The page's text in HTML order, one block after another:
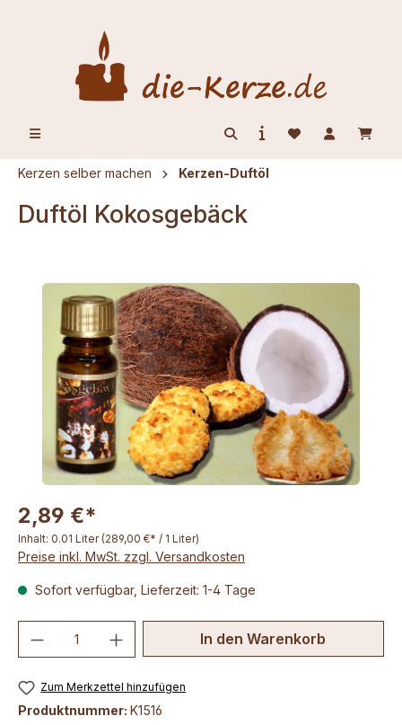
Kerzen selber machen Kerzen-Duftöl
Duftöl Kokosgebäck
Bildergalerie überspringen
2,89 €*
Inhalt: 0.01 Liter (289,00 €* / 1 Liter)
Preise inkl. MwSt. zzgl. Versandkosten
Sofort verfügbar, Lieferzeit: 1-4 Tage
Produkt Anzahl: Gib denIn den Warenkorb
Zum Merkzettel hinzufügen
Produktnummer: K1516